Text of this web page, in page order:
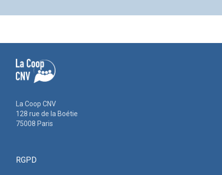
La Coop CNV
128 rue de la Boétie
75008 Paris
RGPD